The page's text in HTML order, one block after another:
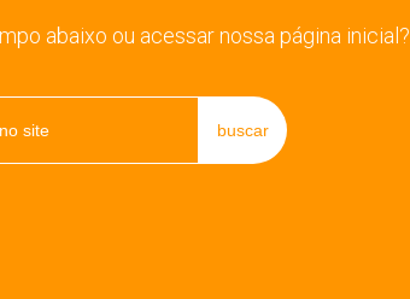
abaixo ou acessar nossa página inicial?